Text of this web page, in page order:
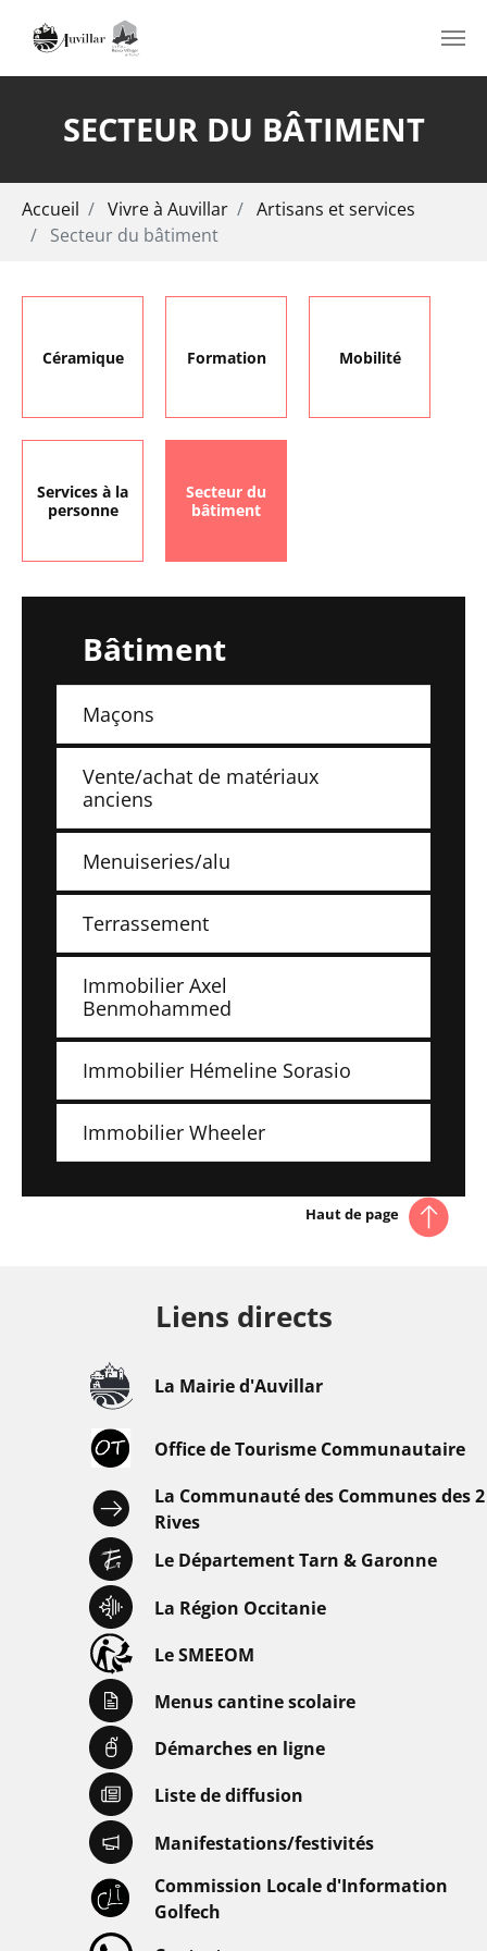
SECTEUR DU BÂTIMENT
Accueil Vivre à Auvillar
Artisans et services
Secteur du bâtiment
Céramique Formation Mobilité
Services à la
personne
Secteur du
bâtiment
Bâtiment
Maçons
Vente/achat de matériaux
anciens
Menuiseries/alu
Terrassement
Immobilier Axel
Benmohammed
Immobilier Hémeline Sorasio
Immobilier Wheeler
Haut de page
Liens directs
La Mairie d'Auvillar
Office de Tourisme Communautaire
La Communauté des Communes des 2
Rives
Le Département Tarn & Garonne
La Région Occitanie
Le SMEEOM
Menus cantine scolaire
Démarches en ligne
Liste de diffusion
Manifestations/festivités
Commission Locale d'Information
Golfech